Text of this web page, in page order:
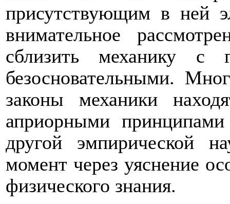
присутствующим в ней
внимательное
сблизить механику с
безосновательными.
законы механики
априорными
другой эмпирической
момент через уяснение
физического знания.